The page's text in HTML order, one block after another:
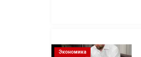
Экономика